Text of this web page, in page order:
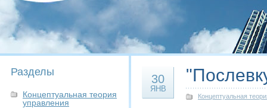
Разделы
Концептуальная теория
управления
30
ЯНВ
Концептуальная